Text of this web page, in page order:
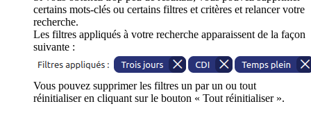
certains mots-clés ou certains filtres et critères et relancer votre
recherche.
Les filtres appliqués à votre recherche apparaissent de la façon
suivante :
Vous pouvez supprimer les filtres un par un ou tout
réinitialiser en cliquant sur le bouton « Tout réinitialiser ».